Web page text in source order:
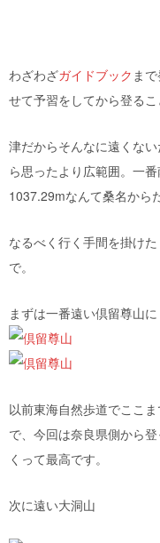
わざわざガイドブック ま
せて予習をしてから登るこ
津だからそんなに遠くな
ら思ったより広範囲。一
1037.29mなんて桑名から
なるべく行く手間を掛け
で。
まずは一番遠い倶留尊山に
以前東海自然歩道でここ
で、今回は奈良県側から
くって最高です。
次に遠い大洞山